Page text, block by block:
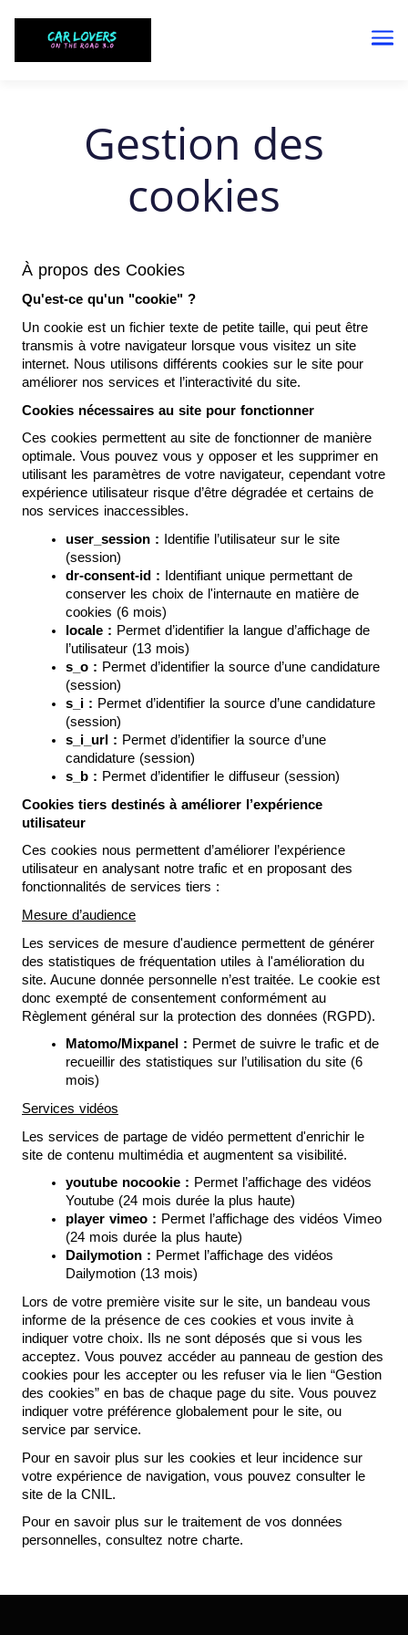
Gestion des
cookies
À propos des Cookies
Qu'est-ce qu'un "cookie" ?
Un cookie est un fichier texte de petite taille, qui peut être
transmis à votre navigateur lorsque vous visitez un site
internet. Nous utilisons différents cookies sur le site pour
améliorer nos services et l’interactivité du site.
Cookies nécessaires au site pour fonctionner
Ces cookies permettent au site de fonctionner de manière
optimale. Vous pouvez vous y opposer et les supprimer en
utilisant les paramètres de votre navigateur, cependant votre
expérience utilisateur risque d’être dégradée et certains de
nos services inaccessibles.
user_session :
Identifie l’utilisateur sur le site
(session)
dr-consent-id : Identifiant unique permettant de
conserver les choix de l'internaute en matière de
cookies (6 mois)
locale : Permet d’identifier la langue d’affichage de
l’utilisateur (13 mois)
s_o : Permet d’identifier la source d’une candidature
(session)
s_i : Permet d’identifier la source d’une candidature
(session)
s_i_url : Permet d’identifier la source d’une
candidature (session)
s_b : Permet d’identifier le diffuseur (session)
Cookies tiers destinés à améliorer l’expérience
utilisateur
Ces cookies nous permettent d’améliorer l’expérience
utilisateur en analysant notre trafic et en proposant des
fonctionnalités de services tiers :
Mesure d’audience
Les services de mesure d'audience permettent de générer
des statistiques de fréquentation utiles à l'amélioration du
site. Aucune donnée personnelle n’est traitée. Le cookie est
donc exempté de consentement conformément au
Règlement général sur la protection des données (RGPD).
Matomo/Mixpanel : Permet de suivre le trafic et de
recueillir des statistiques sur l’utilisation du site (6
mois)
Services vidéos
Les services de partage de vidéo permettent d'enrichir le
site de contenu multimédia et augmentent sa visibilité.
youtube nocookie : Permet l’affichage des vidéos
Youtube (24 mois durée la plus haute)
player vimeo : Permet l’affichage des vidéos Vimeo
(24 mois durée la plus haute)
Dailymotion : Permet l’affichage des vidéos
Dailymotion (13 mois)
Lors de votre première visite sur le site, un bandeau vous
informe de la présence de ces cookies et vous invite à
indiquer votre choix. Ils ne sont déposés que si vous les
acceptez. Vous pouvez accéder au panneau de gestion des
cookies pour les accepter ou les refuser via le lien “Gestion
des cookies” en bas de chaque page du site. Vous pouvez
indiquer votre préférence globalement pour le site, ou
service par service.
Pour en savoir plus sur les cookies et leur incidence sur
votre expérience de navigation, vous pouvez consulter le
site de la CNIL.
Pour en savoir plus sur le traitement de vos données
personnelles, consultez notre charte.